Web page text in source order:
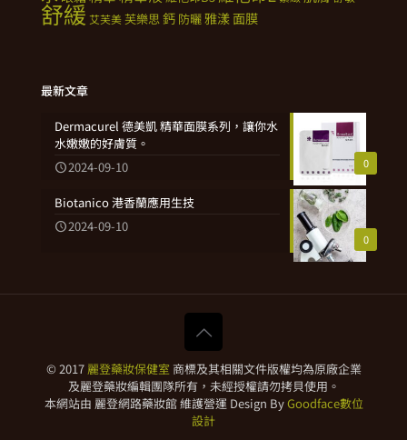
舒緩 艾芙美芙樂思鈣 防曬雅漾面膜
最新文章
0
Dermacurel 德美凱 精華面膜系列，讓你水
水嫩嫩的好膚質。
2024-09-10
0
Biotanico 港香蘭應用生技
2024-09-10
© 2017 麗登藥妝保健室 商標及其相關文件版權均為原廠企業
及麗登藥妝編輯團隊所有，未經授權請勿拷貝使用。
本網站由 麗登網路藥妝館 維護營運 Design ByGoodface數位
設計